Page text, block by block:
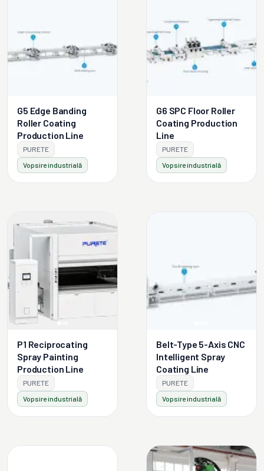
G5 Edge Banding
Roller Coating
Production Line
PURETE
Vopsire industrială
G6 SPC Floor Roller
Coating Production
Line
PURETE
Vopsire industrială
P1 Reciprocating
Spray Painting
Production Line
PURETE
Vopsire industrială
Belt-Type 5-Axis CNC
Intelligent Spray
Coating Line
PURETE
Vopsire industrială